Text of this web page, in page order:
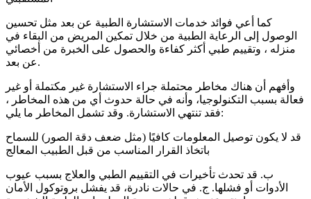
كما أعي فوائد خدمات الاستشارة الطبية عن بعد مثل تحسين
الوصول إلى الرعاية الطبية من خلال تمكين المريض من البقاء في
منزله ، وتقييم طبي أكثر كفاءة والحصول على الخبرة من أخصائي
عن بعد.
وأفهم أن هناك مخاطر محتملة جراء الاستشارة غير مكتملة أو غير
فعالة بسبب التكنولوجيا، وأنه في حالة حدوث أي من هذه المخاطر ،
فقد تنتهي الاستشارة. وقد تشمل المخاطر ما يلي:
قد لا يكون توصيل المعلومات كافيًا (مثل ضعف دقة الصور) للسماح
باتخاذ القرار المناسب من قبل الطبيب المعالج
ب. قد تحدث تأخيرات في التقييم الطبي والعلاج بسبب عيوب
الأدوات أو فشلها. ج. في حالات نادرة، قد يفشل بروتوكول الأمان